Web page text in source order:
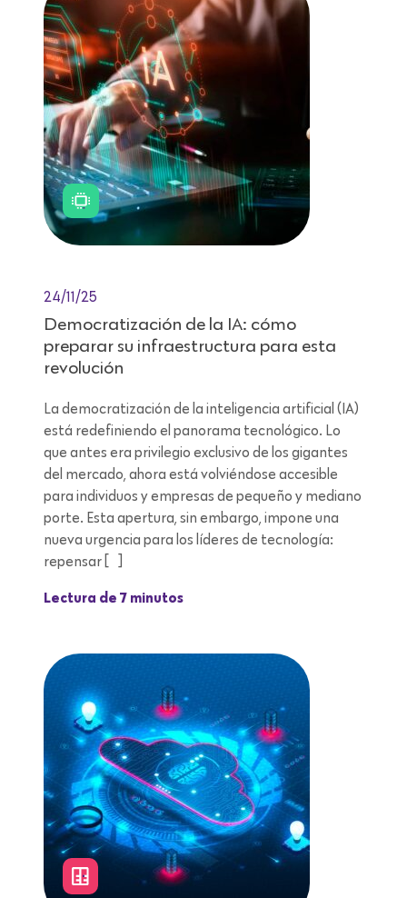
24/11/25
Democratización de la IA: cómo
preparar su infraestructura para esta
revolución
La democratización de la inteligencia artificial (IA)
está redefiniendo el panorama tecnológico. Lo
que antes era privilegio exclusivo de los gigantes
del mercado, ahora está volviéndose accesible
para individuos y empresas de pequeño y mediano
porte. Esta apertura, sin embargo, impone una
nueva urgencia para los líderes de tecnología:
repensar […]
Lectura de 7 minutos